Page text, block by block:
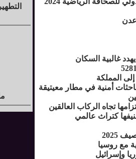
غالبية السكان
المملكة
أمنية في مطار معيتيقة
تجاه الركاب العالقين
كتراث عالمي
2025
مع روسيا
وإسرائيل